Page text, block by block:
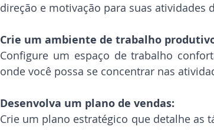
direção e motivação para suas atividades
Crie um ambiente de trabalho
Configure um espaço de trabalho
onde você possa se concentrar nas
Desenvolva um plano de vendas:
Crie um plano estratégico que detalhe as